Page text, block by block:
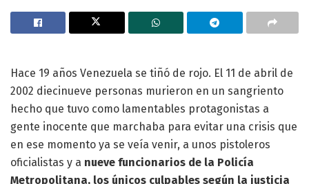
Hace 19 años Venezuela se tiñó de rojo. El 11 de abril de
2002 diecinueve personas murieron en un sangriento
hecho que tuvo como lamentables protagonistas a
gente inocente que marchaba para evitar una crisis que
en ese momento ya se veía venir, a unos pistoleros
oficialistas y a nueve funcionarios de la Policía
Metropolitana, los únicos culpables según la justicia